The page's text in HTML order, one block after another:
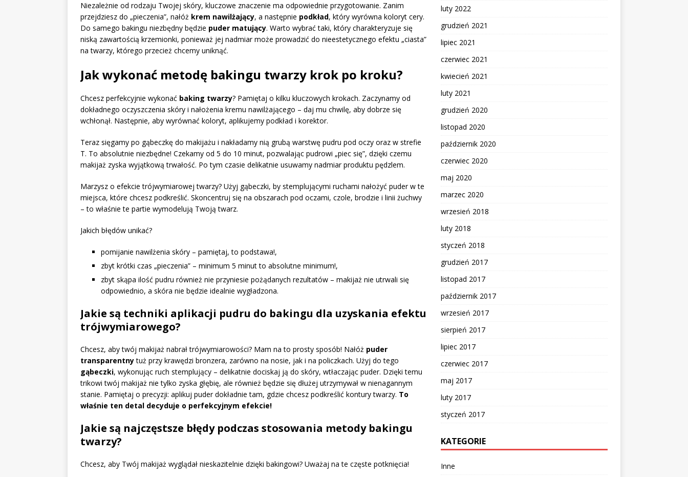
Niezależnie od rodzaju Twojej skóry, kluczowe znaczenie ma odpowiednie przygotowanie. Zanim
przejdziesz do „pieczenia”, nałóż krem nawilżający, a następnie podkład, który wyrówna koloryt cery.
Do samego bakingu niezbędny będzie puder matujący. Warto wybrać taki, który charakteryzuje się
niską zawartością krzemionki, ponieważ jej nadmiar może prowadzić do nieestetycznego efektu „ciasta”
na twarzy, którego przecież chcemy uniknąć.
Jak wykonać metodę bakingu twarzy krok po kroku?
Chcesz perfekcyjnie wykonać baking twarzy? Pamiętaj o kilku kluczowych krokach. Zaczynamy od
dokładnego oczyszczenia skóry i nałożenia kremu nawilżającego – daj mu chwilę, aby dobrze się
wchłonął. Następnie, aby wyrównać koloryt, aplikujemy podkład i korektor.
Teraz sięgamy po gąbeczkę do makijażu i nakładamy nią grubą warstwę pudru pod oczy oraz w strefie
T. To absolutnie niezbędne! Czekamy od 5 do 10 minut, pozwalając pudrowi „piec się”, dzięki czemu
makijaż zyska wyjątkową trwałość. Po tym czasie delikatnie usuwamy nadmiar produktu pędzlem.
Marzysz o efekcie trójwymiarowej twarzy? Użyj gąbeczki, by stemplującymi ruchami nałożyć puder w te
miejsca, które chcesz podkreślić. Skoncentruj się na obszarach pod oczami, czole, brodzie i linii żuchwy
– to właśnie te partie wymodelują Twoją twarz.
Jakich błędów unikać?
pomijanie nawilżenia skóry – pamiętaj, to podstawa!,
zbyt krótki czas „pieczenia” – minimum 5 minut to absolutne minimum!,
zbyt skąpa ilość pudru również nie przyniesie pożądanych rezultatów – makijaż nie utrwali się
odpowiednio, a skóra nie będzie idealnie wygładzona.
Jakie są techniki aplikacji pudru do bakingu dla uzyskania efektu
trójwymiarowego?
Chcesz, aby twój makijaż nabrał trójwymiarowości? Mam na to prosty sposób! Nałóż puder
transparentnytuż przy krawędzi bronzera, zarówno na nosie, jak i na policzkach. Użyj do tego
gąbeczki, wykonując ruch stemplujący – delikatnie dociskaj ją do skóry, wtłaczając puder. Dzięki temu
trikowi twój makijaż nie tylko zyska głębię, ale również będzie się dłużej utrzymywał w nienagannym
stanie. Pamiętaj o precyzji: aplikuj puder dokładnie tam, gdzie chcesz podkreślić kontury twarzy. To
właśnie ten detal decyduje o perfekcyjnym efekcie!
Jakie są najczęstsze błędy podczas stosowania metody bakingu
twarzy?
Chcesz, aby Twój makijaż wyglądał nieskazitelnie dzięki bakingowi? Uważaj na te częste potknięcia!
luty 2022
grudzień 2021
lipiec 2021
czerwiec 2021
kwiecień 2021
luty 2021
grudzień 2020
listopad 2020
październik 2020
czerwiec 2020
maj 2020
marzec 2020
wrzesień 2018
luty 2018
styczeń 2018
grudzień 2017
listopad 2017
październik 2017
wrzesień 2017
sierpień 2017
lipiec 2017
czerwiec 2017
maj 2017
luty 2017
styczeń 2017
KATEGORIE
Inne